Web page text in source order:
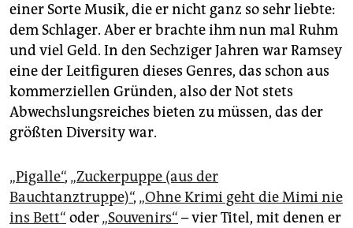
einer Sorte Musik, die er nicht ganz so sehr liebte:
dem Schlager. Aber er brachte ihm nun mal Ruhm
und viel Geld. In den Sechziger Jahren war Ramsey
eine der Leitfiguren dieses Genres, das schon aus
kommerziellen Gründen, also der Not stets
Abwechslungsreiches bieten zu müssen, das der
größten Diversity war.
„Pigalle“, „Zuckerpuppe (aus der
Bauchtanztruppe)“, „Ohne Krimi geht die Mimi nie
ins Bett“ oder„Souvenirs“ – vier Titel, mit denen er